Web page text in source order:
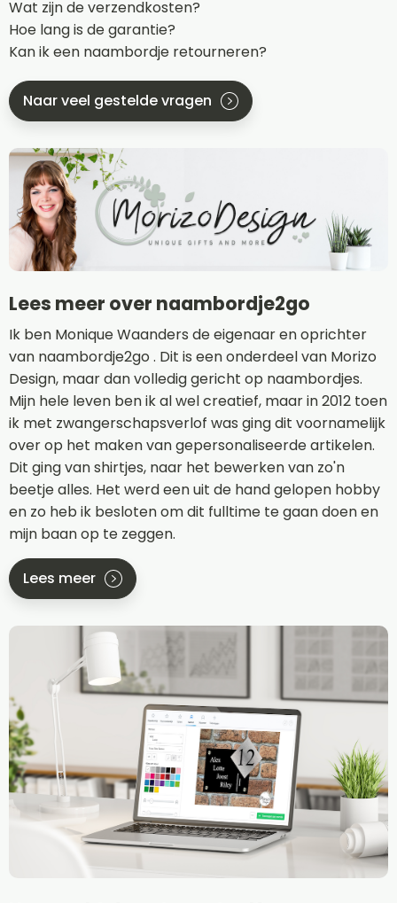
Wat zijn de verzendkosten?
Hoe lang is de garantie?
Kan ik een naambordje retourneren?
Naar veel gestelde vragen
Lees meer over naambordje2go
Ik ben Monique Waanders de eigenaar en oprichter
van naambordje2go . Dit is een onderdeel van Morizo
Design, maar dan volledig gericht op naambordjes.
Mijn hele leven ben ik al wel creatief, maar in 2012 toen
ik met zwangerschapsverlof was ging dit voornamelijk
over op het maken van gepersonaliseerde artikelen.
Dit ging van shirtjes, naar het bewerken van zo'n
beetje alles. Het werd een uit de hand gelopen hobby
en zo heb ik besloten om dit fulltime te gaan doen en
mijn baan op te zeggen.
Lees meer